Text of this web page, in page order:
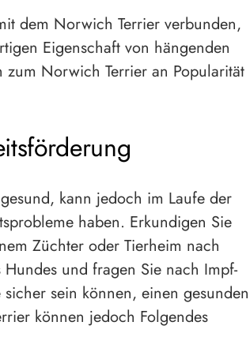
dem Norwich Terrier verbunden,
Eigenschaft von hängenden
Norwich Terrier an Popularität
kann jedoch im Laufe der
haben. Erkundigen Sie
Züchter oder Tierheim nach
und fragen Sie nach Impf-
sein können, einen gesunden
können jedoch Folgendes